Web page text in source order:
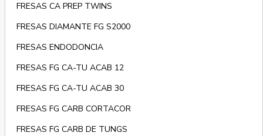
FRESAS CA PREP TWINS
FRESAS DIAMANTE FG S2000
FRESAS ENDODONCIA
FRESAS FG CA-TU ACAB 12
FRESAS FG CA-TU ACAB 30
FRESAS FG CARB CORTACOR
FRESAS FG CARB DE TUNGS